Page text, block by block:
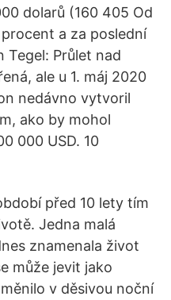
dolarů (160 405 Od
a za poslední
Průlet nad
ale u 1. máj 2020
nedávno vytvoril
ako by mohol
000 USD. 10
před 10 lety tím
Jedna malá
znamenala život
může jevit jako
v děsivou noční